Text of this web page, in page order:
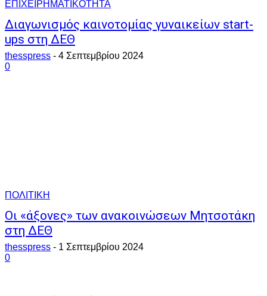
ΕΠΙΧΕΙΡΗΜΑΤΙΚΟΤΗΤΑ
Διαγωνισμός καινοτομίας γυναικείων start-
ups στη ΔΕΘ
thesspress - 4 Σεπτεμβρίου 2024
0
ΠΟΛΙΤΙΚΗ
Οι «άξονες» των ανακοινώσεων Μητσοτάκη
στη ΔΕΘ
thesspress - 1 Σεπτεμβρίου 2024
0